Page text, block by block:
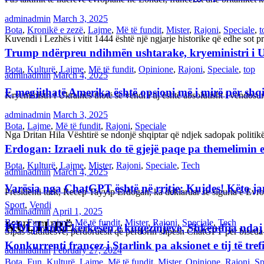
Bota, Kronikë e zezë, Lajme, Më të fundit, Mister, Rajoni, Speciale,
Trump ndërpreu ndihmën ushtarake, kryeministri i
adminadmin March 4, 2025
Kryeministri i Ukrainës thotë se vendi i tij është absolutisht i
Bota, Lajme, Më të fundit, Rajoni, Speciale
Erdogan: Izraeli nuk do të gjejë paqe pa themelimin
adminadmin March 4, 2025
Presidenti turk, Recep Tayyip Erdogan, ka deklaruar se siguria e
Bota,Fun,Lajme,Më të fundit,Mister, Rajoni, Speciale, Tech
Konkurrenti francez i Starlink pa aksionet e tij të
KULTURË
adminadmin March 3, 2025
Kuvendi i Lezhës i vitit 1444 është një ngjarje historike që edhe sot
Bota, Kulturë, Lajme, Më të fundit, Opinione, Rajoni, Speciale, top
E megjithatë Amerika është opsioni më i mirë për
adminadmin March 3, 2025
Nga Dritan Hila Vështirë se ndonjë shqiptar që ndjek sadopak
Bota, Kulturë, Lajme, Mister, Rajoni, Speciale, Tech
Varësia nga ChatGPT është në rritje: Kujdes! Këto
adminadmin April 1, 2025
Sipas studiuesve, përdoruesit që përdorin shpesh ChatGPT për
Bota, Fun, Kulturë, Lajme, Më të fundit, Mister, Opinione, Rajoni,
Sport, Vendi
FFM pranon kërkesën e kuqezinjëve, Shkëndija
adminadmin February 27, 2024